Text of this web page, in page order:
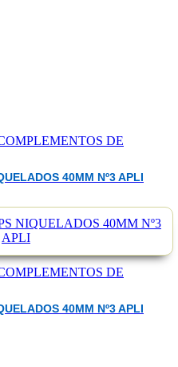
DE
40MM Nº3 APLI
DE
40MM Nº3 APLI